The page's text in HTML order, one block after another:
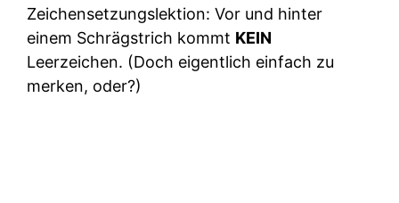
Zeichensetzungslektion: Vor und hinter
einem Schrägstrich kommt KEIN
Leerzeichen. (Doch eigentlich einfach zu
merken, oder?)